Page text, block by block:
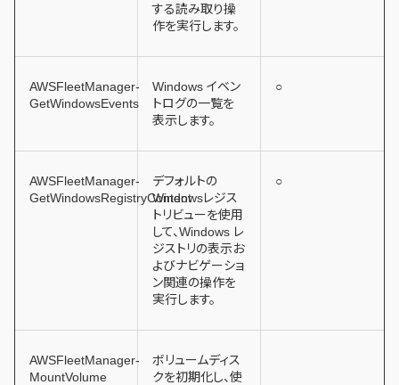
する読み取り操
作を実行します。
AWSFleetManager-
GetWindowsEvents
Windows イベン
トログの一覧を
表示します。
○
AWSFleetManager-
GetWindowsRegistryContent
デフォルトの
Windowsレジス
トリビューを使用
して、Windows レ
ジストリの表示お
よびナビゲーショ
ン関連の操作を
実行します。
○
AWSFleetManager-
MountVolume
ボリュームディス
クを初期化し、使